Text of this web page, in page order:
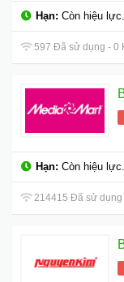
Hạn: Còn hiệu lực.
597 Đã sử dụng - 0
Hạn: Còn hiệu lực.
214415 Đã sử dụng